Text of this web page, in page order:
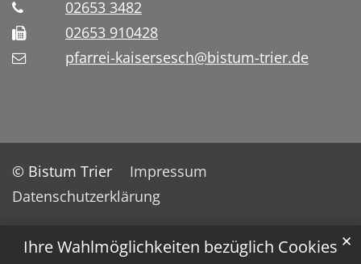
Ihre Wahlmöglichkeiten bezüglich Cookies ✕
02653 3482
02653 910428
pfarrei-kaisersesch@bistum-trier.de
© Bistum Trier
Impressum
Datenschutzerklärung